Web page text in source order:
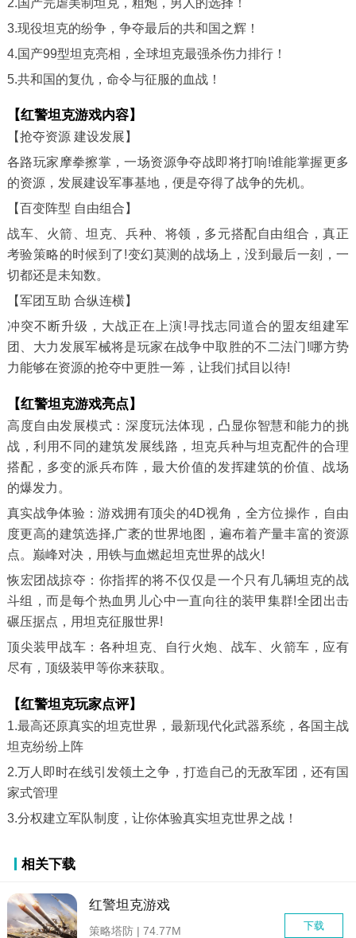
3.现役坦克的纷争，争夺最后的共和国之辉！
4.国产99型坦克亮相，全球坦克最强杀伤力排行！
5.共和国的复仇，命令与征服的血战！
【红警坦克游戏内容】
【抢夺资源 建设发展】
各路玩家摩拳擦掌，一场资源争夺战即将打响!谁能掌握更多
的资源，发展建设军事基地，便是夺得了战争的先机。
【百变阵型 自由组合】
战车、火箭、坦克、兵种、将领，多元搭配自由组合，真正
考验策略的时候到了!变幻莫测的战场上，没到最后一刻，一
切都还是未知数。
【军团互助 合纵连横】
冲突不断升级，大战正在上演!寻找志同道合的盟友组建军
团、大力发展军械将是玩家在战争中取胜的不二法门!哪方势
力能够在资源的抢夺中更胜一筹，让我们拭目以待!
【红警坦克游戏亮点】
高度自由发展模式：深度玩法体现，凸显你智慧和能力的挑
战，利用不同的建筑发展线路，坦克兵种与坦克配件的合理
搭配，多变的派兵布阵，最大价值的发挥建筑的价值、战场
的爆发力。
真实战争体验：游戏拥有顶尖的4D视角，全方位操作，自由
度更高的建筑选择,广袤的世界地图，遍布着产量丰富的资源
点。巅峰对决，用铁与血燃起坦克世界的战火!
恢宏团战掠夺：你指挥的将不仅仅是一个只有几辆坦克的战
斗组，而是每个热血男儿心中一直向往的装甲集群!全团出击
碾压据点，用坦克征服世界!
顶尖装甲战车：各种坦克、自行火炮、战车、火箭车，应有
尽有，顶级装甲等你来获取。
【红警坦克玩家点评】
1.最高还原真实的坦克世界，最新现代化武器系统，各国主战
坦克纷纷上阵
2.万人即时在线引发领土之争，打造自己的无敌军团，还有国
家式管理
3.分权建立军队制度，让你体验真实坦克世界之战！
相关下载
红警坦克游戏
下载
策略塔防 | 74.77M